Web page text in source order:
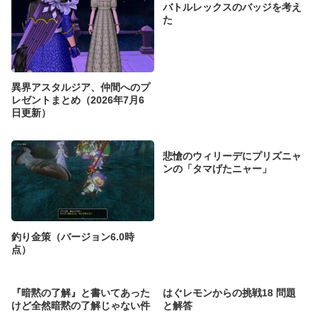
異界アスタルジア、仲間へのプ
レゼントまとめ（2026年7月6
日更新）
バトルレックスのバッジを考え
た
釣り金策（バージョン6.0時
点）
悲愴のウィリーデにプリズニャ
ンの「タマげたニャー」
『暗黙の了解』と書いてあった
けど全然暗黙の了解じゃない件
はぐレモンからの挑戦18 問題
と解答